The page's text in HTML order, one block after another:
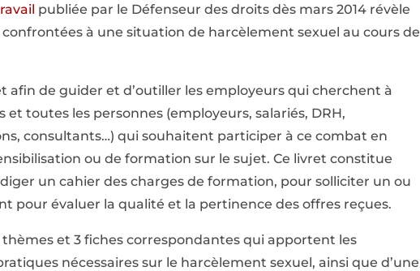
publiée par le Défenseur des droits dès mars 2014 révèle
à une situation de harcèlement sexuel au cours de
afin de guider et d’outiller les employeurs qui cherchent à
toutes les personnes (employeurs, salariés, DRH,
consultants…) qui souhaitent participer à ce combat en
ou de formation sur le sujet. Ce livret constitue
un cahier des charges de formation, pour solliciter un ou
pour évaluer la qualité et la pertinence des offres reçues.
et 3 fiches correspondantes qui apportent les
nécessaires sur le harcèlement sexuel, ainsi que d’une